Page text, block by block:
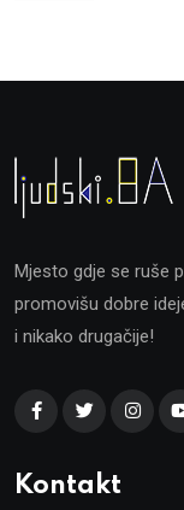
Mjesto gdje se ruše
promovišu dobre
i nikako drugačije!
Kontakt